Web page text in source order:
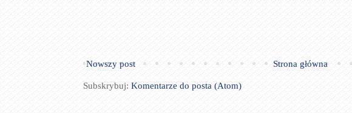
Nowszy post Strona główna
Subskrybuj: Komentarze do posta (Atom)